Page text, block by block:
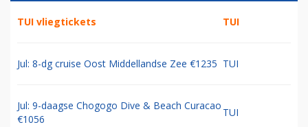
TUI vliegtickets TUI
Jul: 8-dg cruise Oost Middellandse Zee €1235 TUI
Jul: 9-daagse Chogogo Dive & Beach Curacao
€1056
TUI